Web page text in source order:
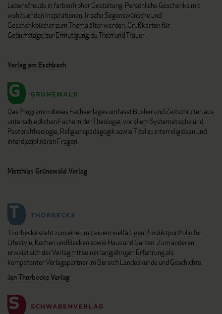
Lebensfreude in farbenfroher Gestaltung: Persönliche Geschenke mit
wohltuenden Inspirationen. Irische Segenswünsche und
Geschenkbücher zum Thema älter werden. Grußkarten für
Geburtstage, zur Ermutigung, zu Trost und Trauer.
Verlag am Eschbach
Das Programm dieses Fachverlages umfasst Bücher und Zeitschriften aus
unterschiedlichen Fächern der Theologie, vor allem Systematische und
Pastoraltheologie, Religionspädagogik sowie Titel zu interreligiösen und
interdisziplinären Fragen.
Matthias Grünewald Verlag
Thorbecke steht zum einen mit einem vielfältigen Produktportfolio für
Lifestyle, Kochen und Backen sowie Haus und Garten. Zum anderen
erweist sich der Verlag mit seiner langjährigen Erfahrung als
kompetenter Verlagspartner im Bereich Landeskunde und Geschichte.
Jan Thorbecke Verlag